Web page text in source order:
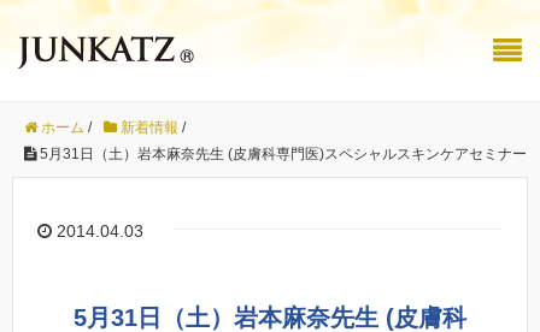
ホーム / 新着情報 /
5月31日（土）岩本麻奈先生 (皮膚科専門医)スペシャルスキンケアセミナー
2014.04.03
5月31日（土）岩本麻奈先生 (皮膚科